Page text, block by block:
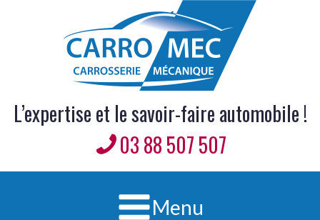
L’expertise et le savoir-faire automobile !
03 88 507 507
Menu